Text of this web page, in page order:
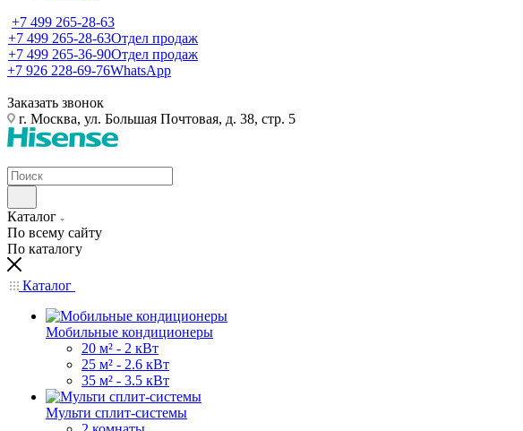
+7 499 265-28-63
+7 499 265-28-63Отдел продаж
+7 499 265-36-90Отдел продаж
+7 926 228-69-76WhatsApp
Заказать звонок
г. Москва, ул. Большая Почтовая, д. 38, стр. 5
Каталог
По всему сайту
По каталогу
Каталог
Мобильные кондиционеры
20 м² - 2 кВт
25 м² - 2.6 кВт
35 м² - 3.5 кВт
Мульти сплит-системы